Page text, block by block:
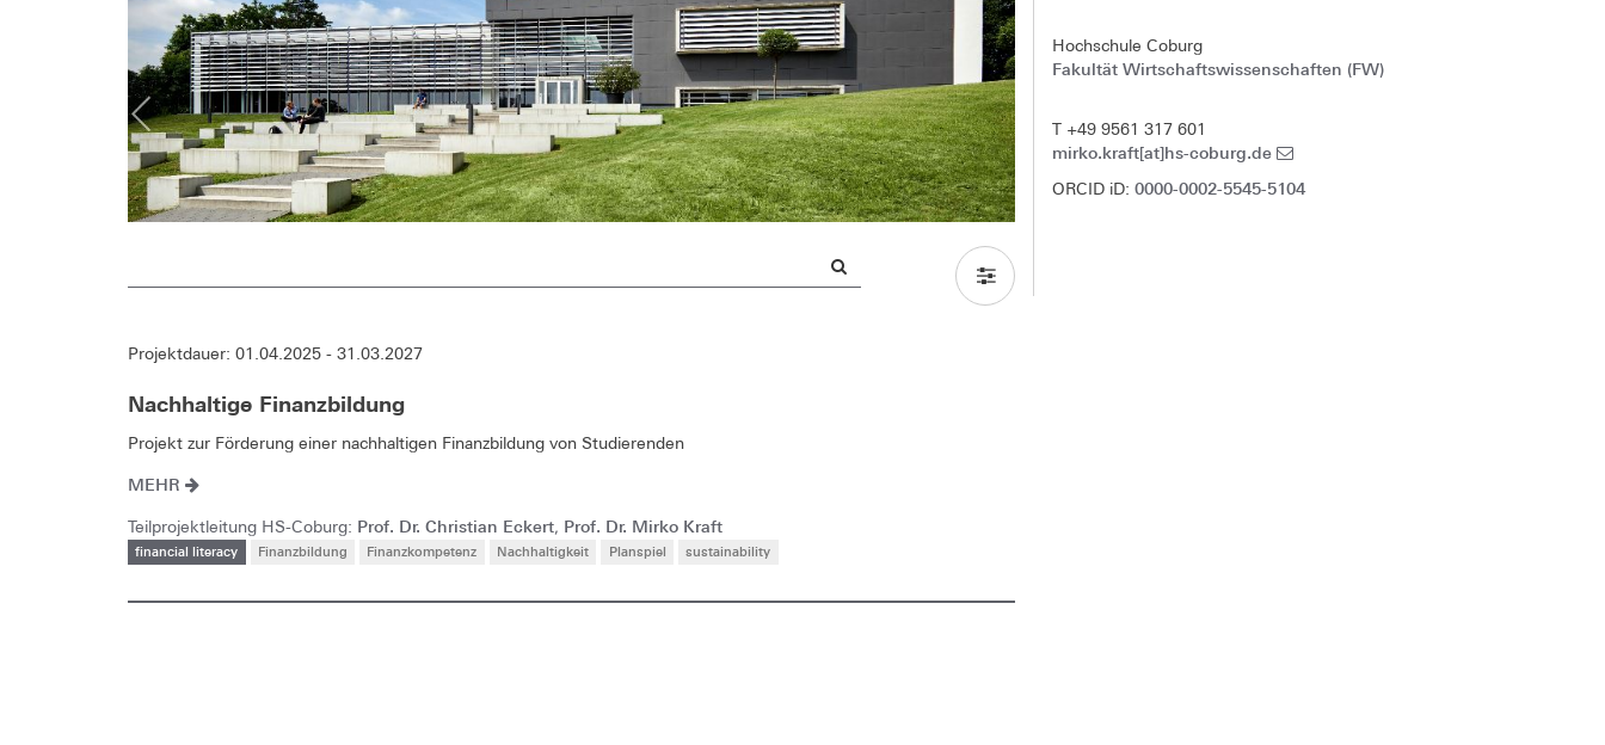
Projektdauer: 01.04.2025 - 31.03.2027
Nachhaltige Finanzbildung
Projekt zur Förderung einer nachhaltigen Finanzbildung von Studierenden
MEHR
Teilprojektleitung HS-Coburg: Prof. Dr. Christian Eckert, Prof. Dr. Mirko Kraft
financial literacy Finanzbildung Finanzkompetenz Nachhaltigkeit Planspiel sustainability
Hochschule Coburg
Fakultät Wirtschaftswissenschaften (FW)
T +49 9561 317 601
mirko.kraft[at]hs-coburg.de
ORCID iD:0000-0002-5545-5104